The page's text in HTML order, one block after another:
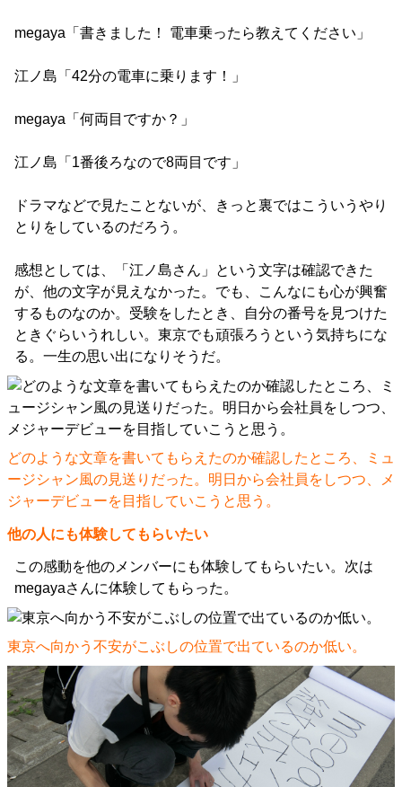
megaya「書きました！ 電車乗ったら教えてください」
江ノ島「42分の電車に乗ります！」
megaya「何両目ですか？」
江ノ島「1番後ろなので8両目です」
ドラマなどで見たことないが、きっと裏ではこういうやり
とりをしているのだろう。
感想としては、「江ノ島さん」という文字は確認できた
が、他の文字が見えなかった。でも、こんなにも心が興奮
するものなのか。受験をしたとき、自分の番号を見つけた
ときぐらいうれしい。東京でも頑張ろうという気持ちにな
る。一生の思い出になりそうだ。
どのような文章を書いてもらえたのか確認したところ、ミュ
ージシャン風の見送りだった。明日から会社員をしつつ、メ
ジャーデビューを目指していこうと思う。
他の人にも体験してもらいたい
この感動を他のメンバーにも体験してもらいたい。次は
megayaさんに体験してもらった。
東京へ向かう不安がこぶしの位置で出ているのか低い。